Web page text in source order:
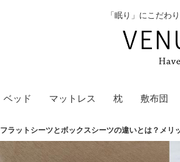
「眠り」にこだわ
ベッド マットレス 枕 敷布団
フラットシーツとボックスシーツの違いとは？メリ